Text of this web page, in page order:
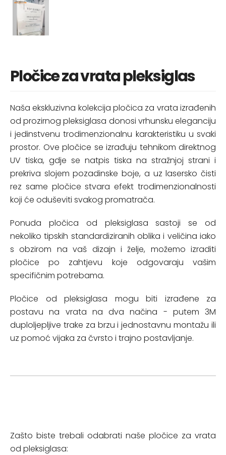
Pločice za vrata pleksiglas
Naša ekskluzivna kolekcija pločica za vrata izrađenih
od prozirnog pleksiglasa donosi vrhunsku eleganciju
i jedinstvenu trodimenzionalnu karakteristiku u svaki
prostor. Ove pločice se izrađuju tehnikom direktnog
UV tiska, gdje se natpis tiska na stražnjoj strani i
prekriva slojem pozadinske boje, a uz lasersko čisti
rez same pločice stvara efekt trodimenzionalnosti
koji će oduševiti svakog promatrača.
Ponuda pločica od pleksiglasa sastoji se od
nekoliko tipskih standardiziranih oblika i veličina iako
s obzirom na vaš dizajn i želje, možemo izraditi
pločice po zahtjevu koje odgovaraju vašim
specifičnim potrebama.
Pločice od pleksiglasa mogu biti izrađene za
postavu na vrata na dva načina - putem 3M
duploljepljive trake za brzu i jednostavnu montažu ili
uz pomoć vijaka za čvrsto i trajno postavljanje.
Zašto biste trebali odabrati naše pločice za vrata
od pleksiglasa: